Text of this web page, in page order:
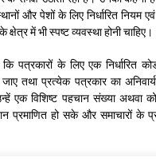
और पेशों के लिए निर्धारित नियम
क्षेत्र में भी स्पष्ट व्यवस्था होनी चाहिए।
कि पत्रकारों के लिए एक
तथा प्रत्येक पत्रकार का
एक विशिष्ट पहचान संख्या अथवा
प्रमाणित हो सके और समाचारों के